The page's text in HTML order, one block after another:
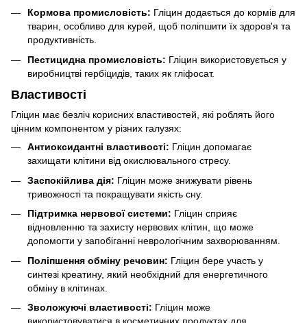
Кормова промисловість: Гліцин додається до кормів для
тварин, особливо для курей, щоб поліпшити їх здоров'я та
продуктивність.
Пестицидна промисловість: Гліцин використовується у
виробництві гербіцидів, таких як гліфосат.
Властивості
Гліцин має безліч корисних властивостей, які роблять його
цінним компонентом у різних галузях:
Антиоксидантні властивості: Гліцин допомагає
захищати клітини від окислювального стресу.
Заспокійлива дія: Гліцин може знижувати рівень
тривожності та покращувати якість сну.
Підтримка нервової системи: Гліцин сприяє
відновленню та захисту нервових клітин, що може
допомогти у запобіганні неврологічним захворюванням.
Поліпшення обміну речовин: Гліцин бере участь у
синтезі креатину, який необхідний для енергетичного
обміну в клітинах.
Зволожуючі властивості: Гліцин може